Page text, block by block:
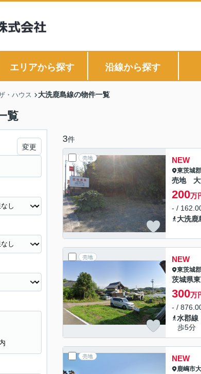
エリアから探す 沿線から探す
・ハウス 大洗鹿島線の物件一覧
覧
3件
売地 NEW
東茨城
売地 大
200万
- /
大洗鹿
売地 NEW
東茨城
茨城県
300万
- /
水郡線
歩5分
売地 NEW
鹿嶋市
変更